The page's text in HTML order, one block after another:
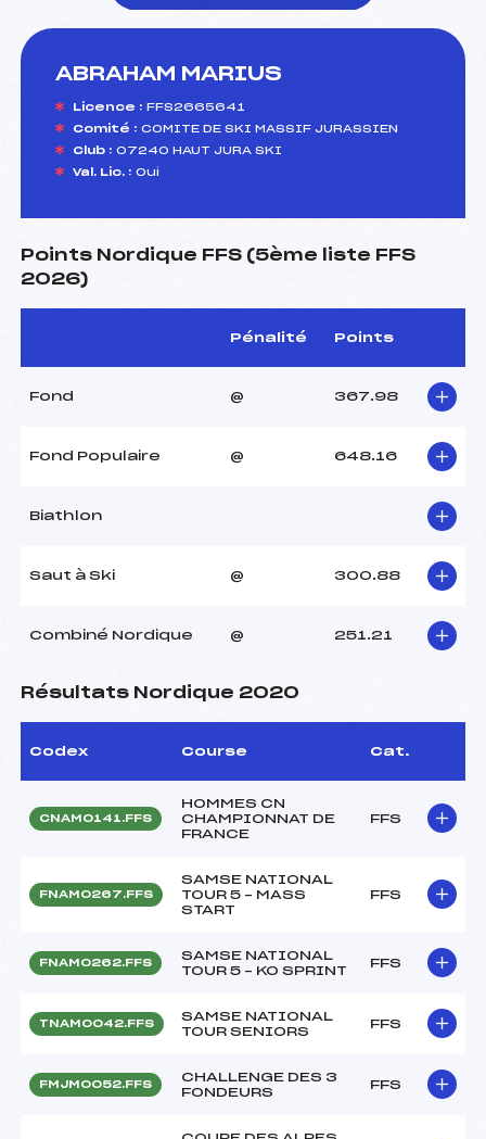
ABRAHAM MARIUS
Licence : FFS2665641
Comité : COMITE DE SKI MASSIF JURASSIEN
Club : 07240 HAUT JURA SKI
Val. Lic. : Oui
Points Nordique FFS (5ème liste FFS
2026)
Pénalité Points
Fond @ 367.98
Fond Populaire @ 648.16
Biathlon
Saut à Ski @ 300.88
Combiné Nordique @ 251.21
Résultats Nordique 2020
Codex Course Cat.
CNAM0141.FFS
HOMMES CN
CHAMPIONNAT DE
FRANCE
FFS
FNAM0267.FFS
SAMSE NATIONAL
TOUR 5 – MASS
START
FFS
FNAM0262.FFS
SAMSE NATIONAL
TOUR 5 – KO SPRINT
FFS
TNAM0042.FFS
SAMSE NATIONAL
TOUR SENIORS
FFS
FMJM0052.FFS
CHALLENGE DES 3
FONDEURS
FFS